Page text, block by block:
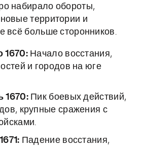
набирало обороты,
территории и
всё больше сторонников.
1670:Начало восстания,
и городов на юге
1670:Пик боевых действий,
крупные сражения с
Падение восстания,